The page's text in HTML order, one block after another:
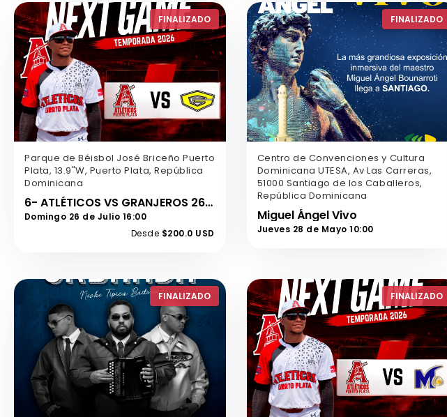
FINALIZADO
Parque de Béisbol José Briceño Puerto
Plata, 13.9"W, Puerto Plata, República
Dominicana
6- ATLÉTICOS VS GRANJEROS 26 DE JULIO
Domingo 26 de Julio 16:00
Desde $200.0 USD
FINALIZADO
Centro de Convenciones y Cultura
Dominicana UTESA, Av Las Carreras,
51000 Santiago de los Caballeros,
República Dominicana
Miguel Ángel Vivo
Jueves 28 de Mayo 10:00
FINALIZADO FINALIZADO